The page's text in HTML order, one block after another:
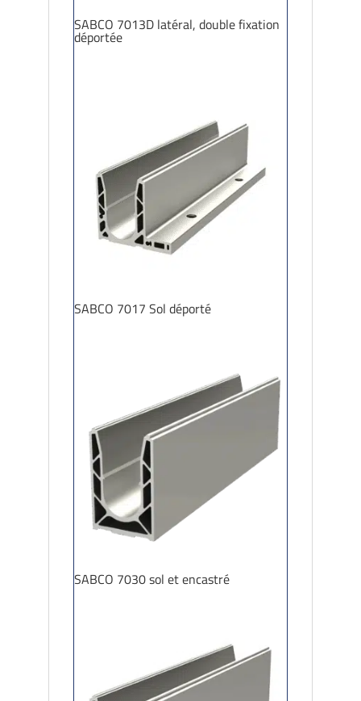
SABCO 7013D latéral, double fixation
déportée
SABCO 7017 Sol déporté
SABCO 7030 sol et encastré